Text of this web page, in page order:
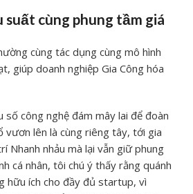
suất cùng phung tầm giá
cùng tác dụng cùng mô hình
giúp doanh nghiệp Gia Công hóa
số công nghệ đám mây lai để đoàn
vươn lên là cùng riêng tây, tới gia
Nhanh nhảu mà lại vẫn giữ phung
cá nhân, tôi chú ý thấy rằng quánh
hữu ích cho đầy đủ startup, vì